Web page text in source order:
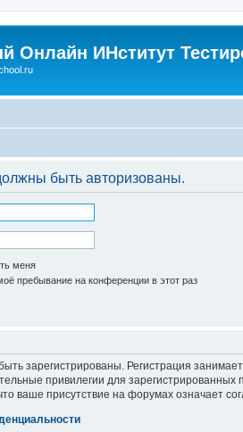
Онлайн ИНститут
быть авторизованы.
меня
пребывание на конференции в этот раз
зарегистрированы. Регистрация
привилегии для
ваше присутствие на форумах означает